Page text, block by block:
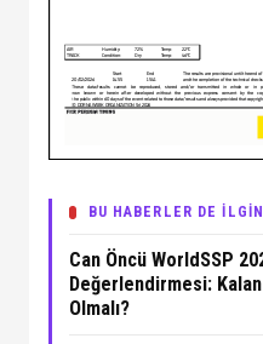
BU HABERLER DE
Can Öncü WorldSSP
Değerlendirmesi:
Olmalı?